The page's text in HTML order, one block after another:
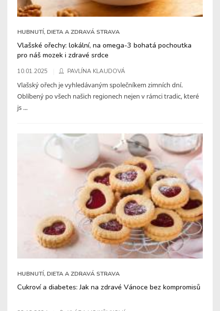
HUBNUTÍ, DIETA A ZDRAVÁ STRAVA
Vlašské ořechy: lokální, na omega-3 bohatá pochoutka
pro náš mozek i zdravé srdce
10.01.2025 PAVLÍNA KLAUDOVÁ
Vlašský ořech je vyhledávaným společníkem zimních dní.
Oblíbený po všech našich regionech nejen v rámci tradic, které
js ...
HUBNUTÍ, DIETA A ZDRAVÁ STRAVA
Cukroví a diabetes: Jak na zdravé Vánoce bez kompromisů